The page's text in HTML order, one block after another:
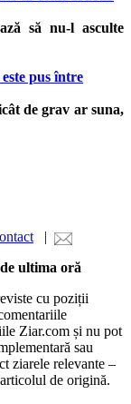
să nu-l asculte
pus între
de grav ar suna,
|
ultima oră
cu poziții
Ziar.com și nu pot
sau
ziarele relevante –
de origină.